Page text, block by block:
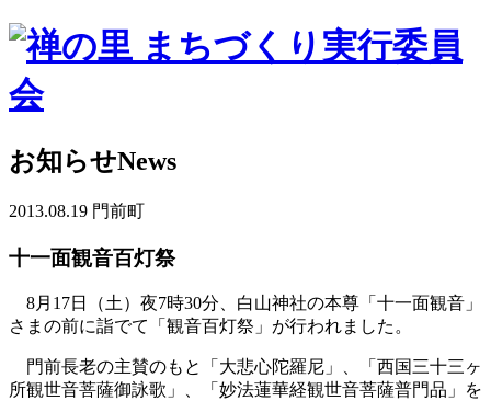
お知らせNews
2013.08.19 門前町
十一面観音百灯祭
8月17日（土）夜7時30分、白山神社の本尊「十一面観音」
さまの前に詣でて「観音百灯祭」が行われました。
門前長老の主賛のもと「大悲心陀羅尼」、「西国三十三ヶ
所観世音菩薩御詠歌」、「妙法蓮華経観世音菩薩普門品」を